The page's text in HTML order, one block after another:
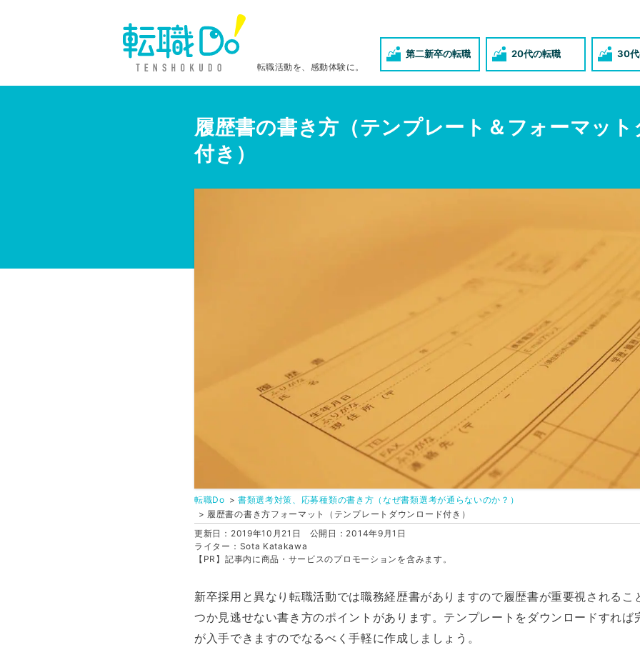
転職活動を、感動体験に。
第二新卒の転職 20代の転職 30代
履歴書の書き方（テンプレート＆フォーマット
付き）
転職Do
書類選考対策、応募種類の書き方（なぜ書類選考が通らないのか？）
履歴書の書き方フォーマット（テンプレートダウンロード付き）
更新日：2019年10月21日
公開日：2014年9月1日
ライター：Sota Katakawa
【PR】記事内に商品・サービスのプロモーションを含みます。
新卒採用と異なり転職活動では職務経歴書がありますので履歴書が重要視されるこ
つか見逃せない書き方のポイントがあります。テンプレートをダウンロードすれば
が入手できますのでなるべく手軽に作成しましょう。